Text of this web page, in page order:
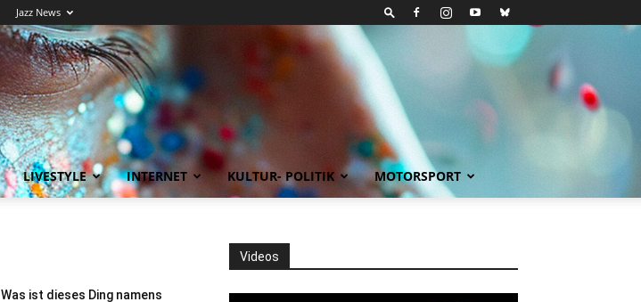
Jazz News
LIVESTYLE INTERNET KULTUR- POLITIK MOTORSPORT
Was ist dieses Ding namens
Videos